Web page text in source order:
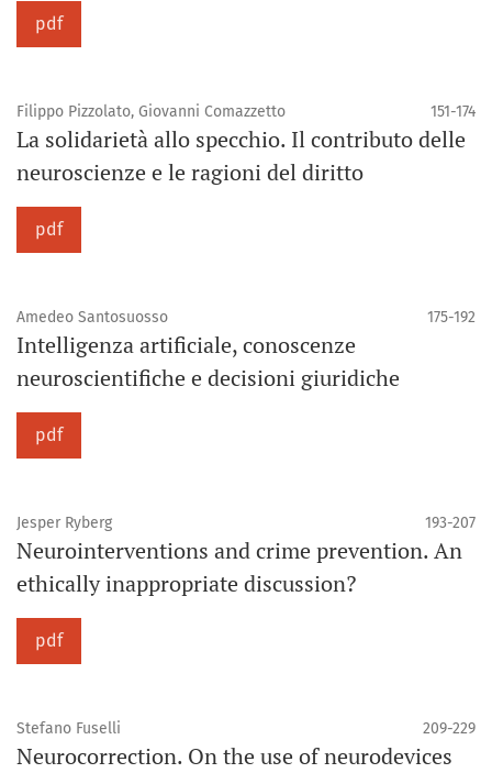
pdf
Filippo Pizzolato, Giovanni Comazzetto 151-174
La solidarietà allo specchio. Il contributo delle
neuroscienze e le ragioni del diritto
pdf
Amedeo Santosuosso 175-192
Intelligenza artificiale, conoscenze
neuroscientifiche e decisioni giuridiche
pdf
Jesper Ryberg 193-207
Neurointerventions and crime prevention. An
ethically inappropriate discussion?
pdf
Stefano Fuselli 209-229
Neurocorrection. On the use of neurodevices